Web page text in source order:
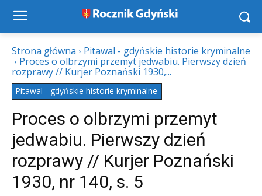
Strona główna
Pitawal - gdyńskie historie kryminalne
Proces o olbrzymi przemyt jedwabiu. Pierwszy dzień
rozprawy // Kurjer Poznański 1930,...
Pitawal - gdyńskie historie kryminalne
Proces o olbrzymi przemyt
jedwabiu. Pierwszy dzień
rozprawy // Kurjer Poznański
1930, nr 140, s. 5